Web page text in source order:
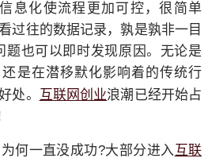
息化使流程更加可控，很简单
过往的数据记录，孰是孰非一目
题也可以即时发现原因。无论是
是在潜移默化影响着的传统行
处。 互联网创业浪潮已经开始占
为何一直没成功?大部分进入互联